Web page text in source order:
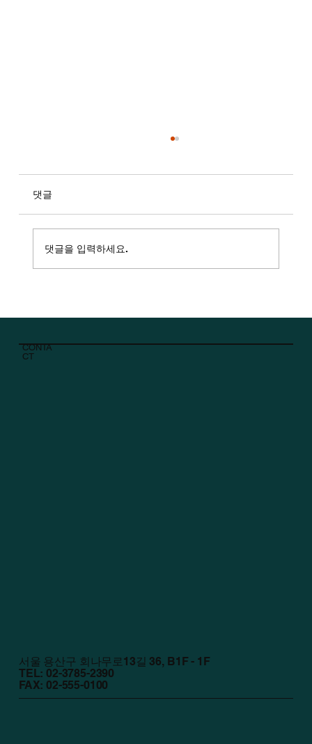
일보]
댓글
댓글을 입력하세요.
CONTA
CT
서울 용산구 회나무로13길 36, B1F - 1F
TEL: 02-3785-2390
FAX: 02-555-0100